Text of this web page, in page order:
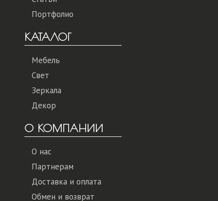
Портфолио
КАТАЛОГ
Мебель
Свет
Зеркала
Декор
О КОМПАНИИ
О нас
Партнерам
Доставка и оплата
Обмен и возврат